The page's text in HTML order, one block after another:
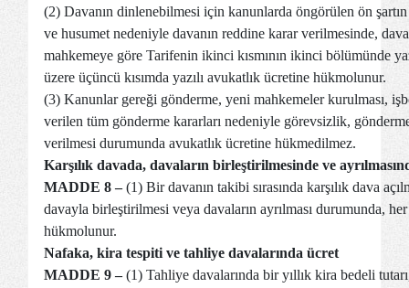
(2) Davanın dinlenebilmesi için kanunlarda öngörülen ön
ve husumet nedeniyle davanın reddine karar verilmesinde,
mahkemeye göre Tarifenin ikinci kısmının ikinci bölümünde
üzere üçüncü kısımda yazılı avukatlık ücretine hükmolunur.
(3) Kanunlar gereği gönderme, yeni mahkemeler kurulması,
verilen tüm gönderme kararları nedeniyle görevsizlik,
verilmesi durumunda avukatlık ücretine hükmedilmez.
Karşılık davada, davaların birleştirilmesinde ve
MADDE 8 –(1) Bir davanın takibi sırasında karşılık dava
davayla birleştirilmesi veya davaların ayrılması durumunda,
hükmolunur.
Nafaka, kira tespiti ve tahliye davalarında ücret
MADDE 9 –(1) Tahliye davalarında bir yıllık kira bedeli